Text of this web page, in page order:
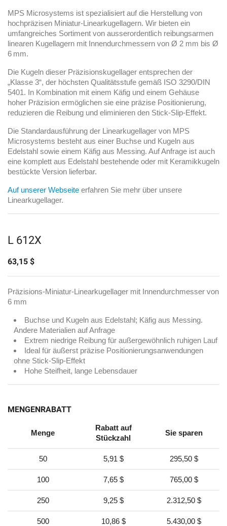
MPS Microsystems ist spezialisiert auf die Herstellung von
hochpräzisen Miniatur-Linearkugellagern. Wir bieten ein
umfangreiches Sortiment von ausserordentlich reibungsarmen
linearen Kugellagern mit Innendurchmessern von Ø 2 mm bis Ø
6 mm.
Die Kugeln dieser Präzisionskugellager entsprechen der
„Klasse 3“, der höchsten Qualitätsstufe gemäß ISO 3290/DIN
5401. In Kombination mit einem Käfig und einem Gehäuse
hoher Präzision ermöglichen sie eine präzise Positionierung,
reduzieren die Reibung und eliminieren den Stick-Slip-Effekt.
Die Standardausführung der Linearkugellager von MPS
Microsystems besteht aus einer Buchse und Kugeln aus
Edelstahl sowie einem Käfig aus Messing. Auf Anfrage ist auch
eine komplett aus Edelstahl bestehende oder mit Keramikkugeln
bestückte Version lieferbar.
Auf unserer Webseite erfahren Sie mehr über unsere
Linearkugellager.
L 612X
63,15 $
Präzisions-Miniatur-Linearkugellager mit Innendurchmesser von
6 mm
Buchse und Kugeln aus Edelstahl; Käfig aus Messing.
Andere Materialien auf Anfrage
Extrem niedrige Reibung für außergewöhnlich ruhigen Lauf
Ideal für äußerst präzise Positionierungsanwendungen
ohne Stick-Slip-Effekt
Hohe Steifheit, lange Lebensdauer
MENGENRABATT
Menge
Rabatt auf
Stückzahl
Sie sparen
50 5,91 $ 295,50 $
100 7,65 $ 765,00 $
250 9,25 $ 2.312,50 $
500 10,86 $ 5.430,00 $